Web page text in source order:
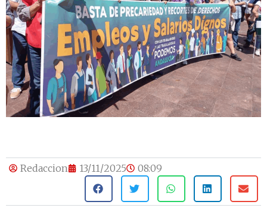
Redaccion 13/11/2025 08:09